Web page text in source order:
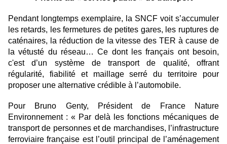
Pendant longtemps exemplaire, la SNCF voit s’accumuler
les retards, les fermetures de petites gares, les ruptures de
caténaires, la réduction de la vitesse des TER à cause de
la vétusté du réseau… Ce dont les français ont besoin,
c'est d’un système de transport de qualité, offrant
régularité, fiabilité et maillage serré du territoire pour
proposer une alternative crédible à l’automobile.
Pour Bruno Genty, Président de France Nature
Environnement : « Par delà les fonctions mécaniques de
transport de personnes et de marchandises, l’infrastructure
ferroviaire française est l’outil principal de l’aménagement